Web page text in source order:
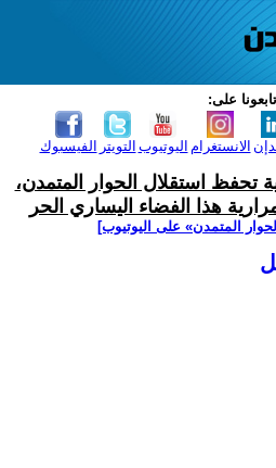
تابعونا على:
الفيسبوك التويتر اليوتيوب الانستغرام
تحفظ استقلال الحوار المتمدن،
هذا الفضاء اليساري الحر
المتمدن» على اليوتيوب]